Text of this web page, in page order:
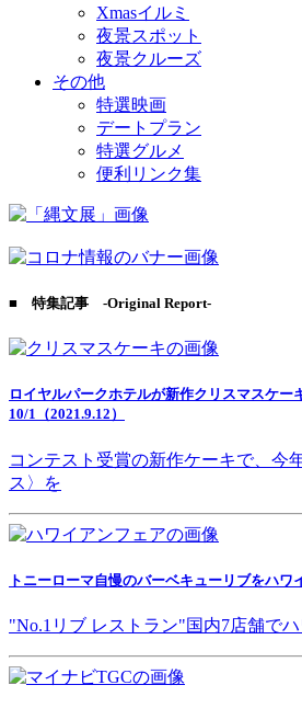
Xmasイルミ
夜景スポット
夜景クルーズ
その他
特選映画
デートプラン
特選グルメ
便利リンク集
■ 特集記事 -Original Report-
ロイヤルパークホテルが新作クリスマスケー
10/1（2021.9.12）
コンテスト受賞の新作ケーキで、今
ス〉を
トニーローマ自慢のバーベキューリブをハワ
"No.1リブ レストラン"国内7店舗で